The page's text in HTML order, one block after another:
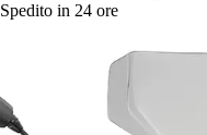
Spedito in 24 ore